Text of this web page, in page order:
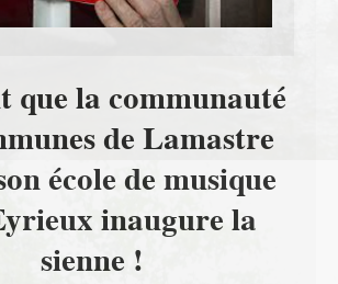
que la communauté
de Lamastre
école de musique
inaugure la
sienne !